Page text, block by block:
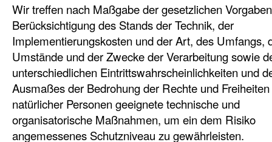
Wir treffen nach Maßgabe der gesetzlichen
Berücksichtigung des Stands der Technik, der
Implementierungskosten und der Art, des Umfangs,
Umstände und der Zwecke der Verarbeitung sowie
unterschiedlichen Eintrittswahrscheinlichkeiten und
Ausmaßes der Bedrohung der Rechte und Freiheiten
natürlicher Personen geeignete technische und
organisatorische Maßnahmen, um ein dem Risiko
angemessenes Schutzniveau zu gewährleisten.